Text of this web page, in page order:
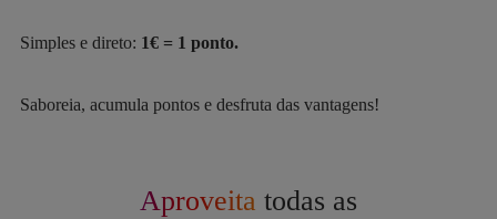
Simples e direto: 1€ = 1 ponto.
Saboreia, acumula pontos e desfruta das vantagens!
Aproveita todas as